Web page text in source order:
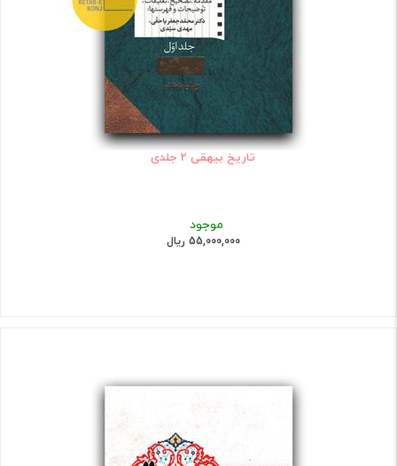
تاریخ بیهقی 2 جلدی
موجود
55,000,000 ریال